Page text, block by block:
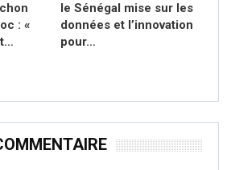
: «
le Sénégal mise sur les
données et l’innovation
pour…